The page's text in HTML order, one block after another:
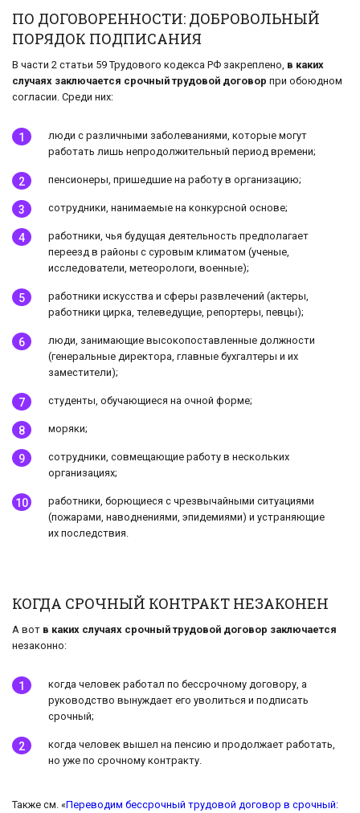
ПО ДОГОВОРЕННОСТИ: ДОБРОВОЛЬНЫЙ
ПОРЯДОК ПОДПИСАНИЯ
В части 2 статьи 59 Трудового кодекса РФ закреплено, в каких
случаях заключается срочный трудовой договор при обоюдном
согласии. Среди них:
люди с различными заболеваниями, которые могут
работать лишь непродолжительный период времени;
пенсионеры, пришедшие на работу в организацию;
сотрудники, нанимаемые на конкурсной основе;
работники, чья будущая деятельность предполагает
переезд в районы с суровым климатом (ученые,
исследователи, метеорологи, военные);
работники искусства и сферы развлечений (актеры,
работники цирка, телеведущие, репортеры, певцы);
люди, занимающие высокопоставленные должности
(генеральные директора, главные бухгалтеры и их
заместители);
студенты, обучающиеся на очной форме;
моряки;
сотрудники, совмещающие работу в нескольких
организациях;
работники, борющиеся с чрезвычайными ситуациями
(пожарами, наводнениями, эпидемиями) и устраняющие
их последствия.
КОГДА СРОЧНЫЙ КОНТРАКТ НЕЗАКОНЕН
А вот в каких случаях срочный трудовой договор заключается
незаконно:
когда человек работал по бессрочному договору, а
руководство вынуждает его уволиться и подписать
срочный;
когда человек вышел на пенсию и продолжает работать,
но уже по срочному контракту.
Также см. «Переводим бессрочный трудовой договор в срочный: